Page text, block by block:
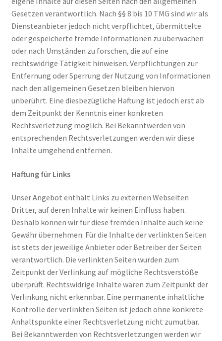
Gesetzen verantwortlich. Nach §§ 8 bis 10 TMG sind wir als
Diensteanbieter jedoch nicht verpflichtet, übermittelte
oder gespeicherte fremde Informationen zu überwachen
oder nach Umständen zu forschen, die auf eine
rechtswidrige Tätigkeit hinweisen. Verpflichtungen zur
Entfernung oder Sperrung der Nutzung von Informationen
nach den allgemeinen Gesetzen bleiben hiervon
unberührt. Eine diesbezügliche Haftung ist jedoch erst ab
dem Zeitpunkt der Kenntnis einer konkreten
Rechtsverletzung möglich. Bei Bekanntwerden von
entsprechenden Rechtsverletzungen werden wir diese
Inhalte umgehend entfernen.
Haftung für Links
Unser Angebot enthält Links zu externen Webseiten
Dritter, auf deren Inhalte wir keinen Einfluss haben.
Deshalb können wir für diese fremden Inhalte auch keine
Gewähr übernehmen. Für die Inhalte der verlinkten Seiten
ist stets der jeweilige Anbieter oder Betreiber der Seiten
verantwortlich. Die verlinkten Seiten wurden zum
Zeitpunkt der Verlinkung auf mögliche Rechtsverstöße
überprüft. Rechtswidrige Inhalte waren zum Zeitpunkt der
Verlinkung nicht erkennbar. Eine permanente inhaltliche
Kontrolle der verlinkten Seiten ist jedoch ohne konkrete
Anhaltspunkte einer Rechtsverletzung nicht zumutbar.
Bei Bekanntwerden von Rechtsverletzungen werden wir